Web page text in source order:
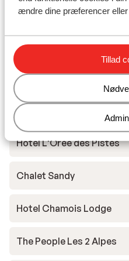
ændre dine præferencer
Tillad
Résidence Neige et Soleil
Résidence l'Alpeggio
Chalet Grizzly
Base Camp Lodge Les
Hotel L'Orée des Pistes
Chalet Sandy
Hotel Chamois Lodge
The People Les 2 Alpes